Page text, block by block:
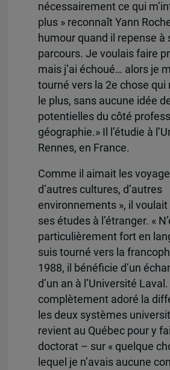
nécessairement ce qui
plus » reconnaît Yann
humour quand il repense à
parcours. Je voulais faire
mais j’ai échoué… alors je
tourné vers la 2e chose qui
le plus, sans aucune idée
potentielles du côté
géographie.» Il l’étudie à
Rennes, en France.
Comme il aimait les
d’autres cultures, d’autres
environnements », il
ses études à l’étranger. «
particulièrement fort en
suis tourné vers la
1988, il bénéficie d’un
d’un an à l’Université Laval.
complètement adoré la
les deux systèmes
revient au Québec pour y
doctorat – sur « quelque
lequel je n’avais aucune